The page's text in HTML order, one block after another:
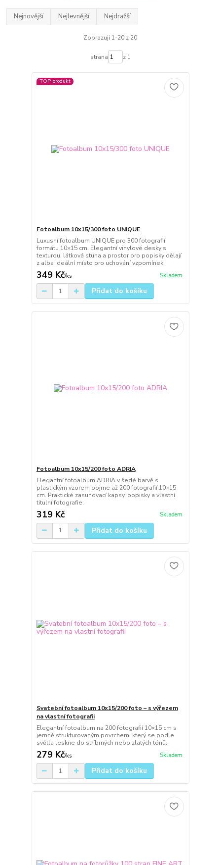
Nejnovější Nejlevnější Nejdražší
Zobrazuji 1-20 z 20
strana z 1
TOP produkt
Fotoalbum 10x15/300 foto UNIQUE
Luxusní fotoalbum UNIQUE pro 300 fotografií
formátu 10×15 cm. Elegantní vinylové desky s
texturou, látková stuha a prostor pro popisky dělají
z alba ideální místo pro uchování vzpomínek.
349 Kč/ks Skladem
Přidat do košíku
Fotoalbum 10x15/200 foto ADRIA
Elegantní fotoalbum ADRIA v šedé barvě s
plastickým vzorem pojme až 200 fotografií 10×15
cm. Praktické zasunovací kapsy, popisky a vlastní
titulní fotografie.
319 Kč Skladem
Přidat do košíku
Svatební fotoalbum 10x15/200 foto – s výřezem
na vlastní fotografii
Elegantní fotoalbum na 200 fotografií 10×15 cm s
jemně strukturovaným povrchem, který se podle
světla leskne do stříbrných nebo zlatých tónů.
279 Kč/ks Skladem
Přidat do košíku